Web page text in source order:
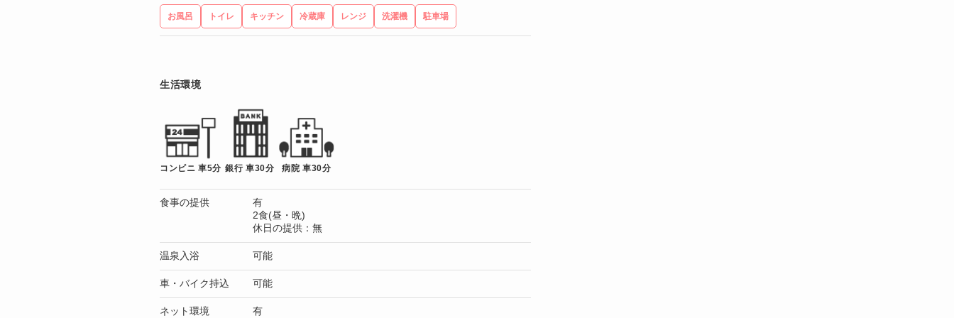
お風呂 トイレ キッチン 冷蔵庫 レンジ 洗濯機 駐車場
生活環境
コンビニ 車5分 銀行 車30分 病院 車30分
食事の提供
有
2食(昼・晩)
休日の提供：無
温泉入浴 可能
車・バイク持込 可能
ネット環境 有